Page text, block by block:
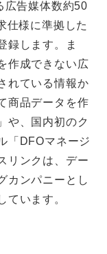
広告媒体数約50
仕様に準拠した
録します。ま
作成できない広
れている情報か
商品データを作
や、国内初のク
「DFOマネージ
リンクは、デー
カンパニーとし
ています。